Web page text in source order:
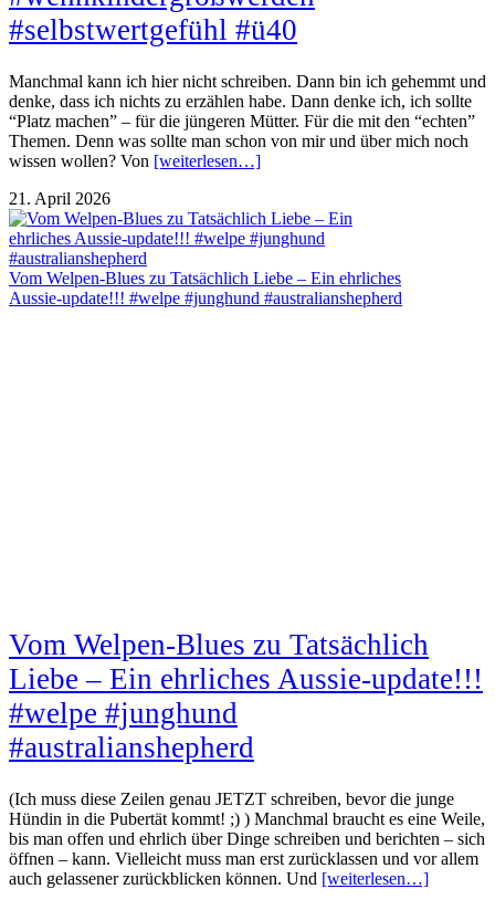
#selbstwertgefühl #ü40
Manchmal kann ich hier nicht schreiben. Dann bin ich gehemmt und
denke, dass ich nichts zu erzählen habe. Dann denke ich, ich sollte
“Platz machen” – für die jüngeren Mütter. Für die mit den “echten”
Themen. Denn was sollte man schon von mir und über mich noch
wissen wollen? Von [weiterlesen…]
21. April 2026
Vom Welpen-Blues zu Tatsächlich Liebe – Ein ehrliches
Aussie-update!!! #welpe #junghund #australianshepherd
Vom Welpen-Blues zu Tatsächlich
Liebe – Ein ehrliches Aussie-update!!!
#welpe #junghund
#australianshepherd
(Ich muss diese Zeilen genau JETZT schreiben, bevor die junge
Hündin in die Pubertät kommt! ;) ) Manchmal braucht es eine Weile,
bis man offen und ehrlich über Dinge schreiben und berichten – sich
öffnen – kann. Vielleicht muss man erst zurücklassen und vor allem
auch gelassener zurückblicken können. Und [weiterlesen…]